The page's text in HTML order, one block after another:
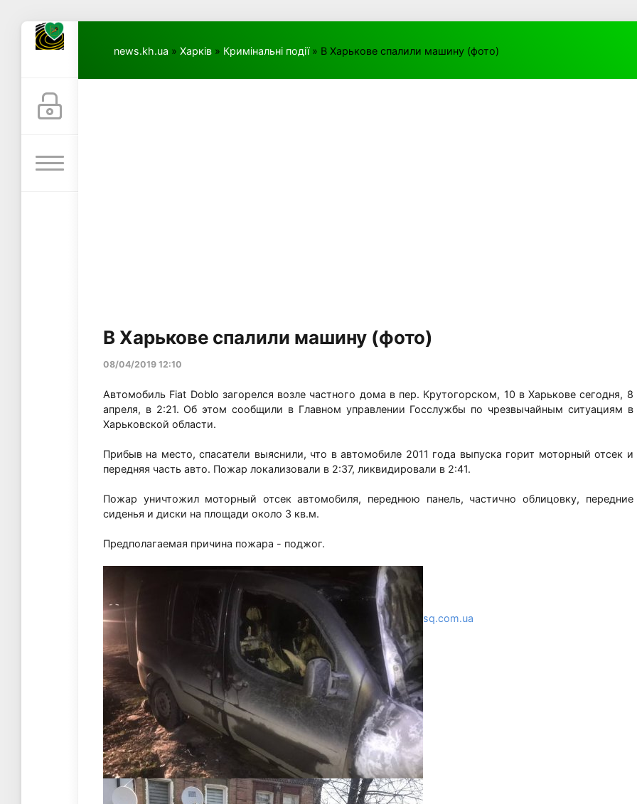
news.kh.ua » Харків » Кримінальні події» В Харькове спалили машину (фото)
В Харькове спалили машину (фото)
08/04/2019 12:10
Автомобиль Fiat Doblо загорелся возле частного дома в пер. Крутогорском, 10 в Харькове сегодня, 8
апреля, в 2:21. Об этом сообщили в Главном управлении Госслужбы по чрезвычайным ситуациям в
Харьковской области.
Прибыв на место, спасатели выяснили, что в автомобиле 2011 года выпуска горит моторный отсек и
передняя часть авто. Пожар локализовали в 2:37, ликвидировали в 2:41.
Пожар уничтожил моторный отсек автомобиля, переднюю панель, частично облицовку, передние
сиденья и диски на площади около 3 кв.м.
Предполагаемая причина пожара - поджог.
sq.com.ua